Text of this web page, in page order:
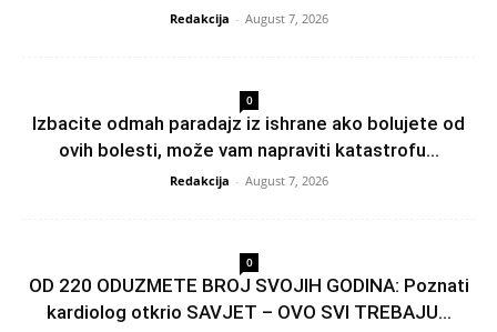
Redakcija - August 7, 2026
0
Izbacite odmah paradajz iz ishrane ako bolujete od
ovih bolesti, može vam napraviti katastrofu...
Redakcija - August 7, 2026
0
OD 220 ODUZMETE BROJ SVOJIH GODINA: Poznati
kardiolog otkrio SAVJET – OVO SVI TREBAJU...